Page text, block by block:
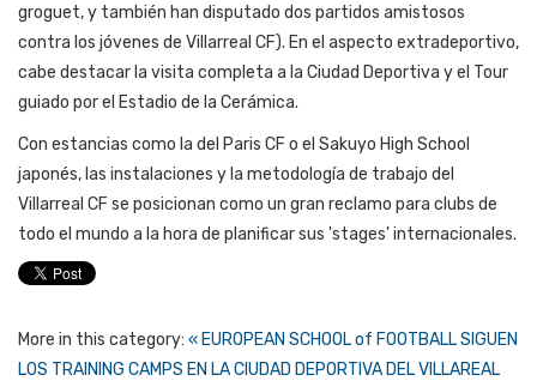
groguet, y también han disputado dos partidos amistosos
contra los jóvenes de Villarreal CF). En el aspecto extradeportivo,
cabe destacar la visita completa a la Ciudad Deportiva y el Tour
guiado por el Estadio de la Cerámica.
Con estancias como la del Paris CF o el Sakuyo High School
japonés, las instalaciones y la metodología de trabajo del
Villarreal CF se posicionan como un gran reclamo para clubs de
todo el mundo a la hora de planificar sus 'stages' internacionales.
More in this category: « EUROPEAN SCHOOL of FOOTBALLSIGUEN
LOS TRAINING CAMPS EN LA CIUDAD DEPORTIVA DEL VILLAREAL